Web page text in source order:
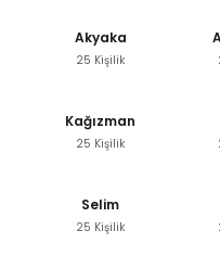
Akyaka
25 Kişilik
Kağızman
25 Kişilik
Selim
25 Kişilik